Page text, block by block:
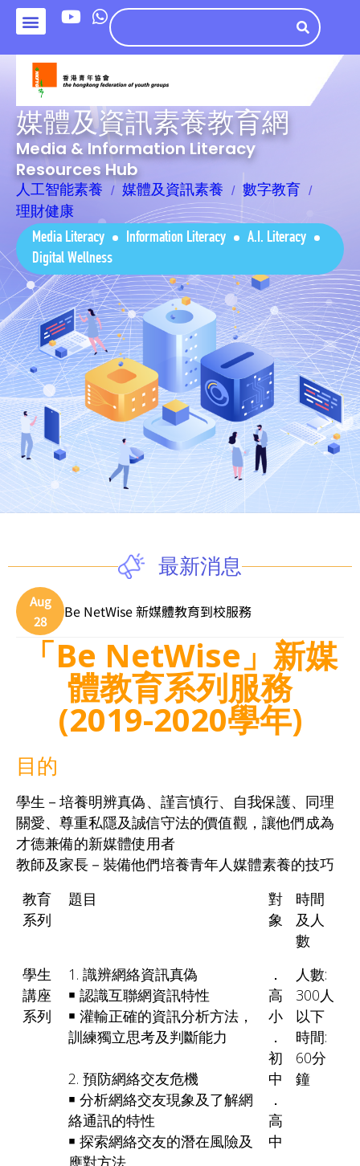
媒體及資訊素養教育網
Media & Information Literacy
Resources Hub
人工智能素養 媒體及資訊素養
數字教育
理財健康
Media Literacy Information Literacy
A.I. Literacy
Digital Wellness
最新消息
Aug
28
Be NetWise 新媒體教育到校服務
「Be NetWise」新媒
體教育系列服務
(2019-2020學年)
目的
學生－培養明辨真偽、謹言慎行、自我保護、同理
關愛、尊重私隱及誠信守法的價值觀，讓他們成為
才德兼備的新媒體使用者
教師及家長－裝備他們培養青年人媒體素養的技巧
教育
系列
題目
對
象
時間
及人
數
學生
講座
系列
1. 識辨網絡資訊真偽
￭ 認識互聯網資訊特性
￭ 灌輸正確的資訊分析方法，
訓練獨立思考及判斷能力
2. 預防網絡交友危機
￭ 分析網絡交友現象及了解網
絡通訊的特性
￭ 探索網絡交友的潛在風險及
．
高
小
．
初
中
．
高
中
人數:
300人
以下
時間:
60分
鐘